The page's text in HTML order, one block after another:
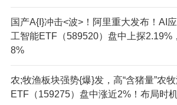
国产A{I}冲击<波>！阿里重大发布！AI
工智能ETF（589520）盘中上探2.19%
8%
农;牧渔板块强势{爆}发，高“含猪量”农
ETF（159275）盘中涨近2%！布局时